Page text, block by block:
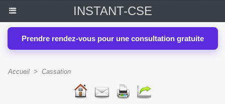
INSTANT-CSE
Prendre rendez-vous pour une consultation gratuite
Accueil > Cassation